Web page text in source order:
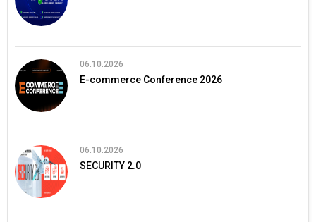
06.10.2026
E-commerce Conference 2026
06.10.2026
SECURITY 2.0